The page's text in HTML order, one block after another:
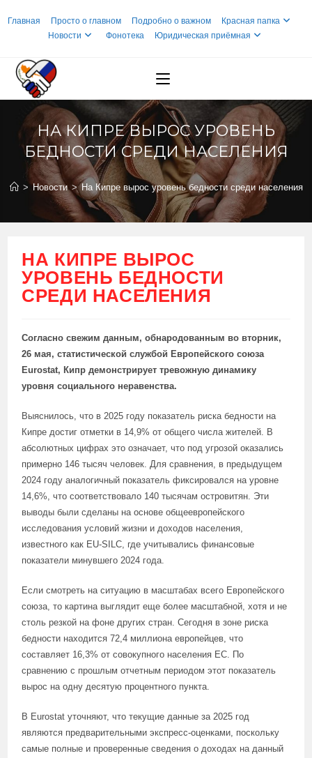
Главная Просто о главном Подробно о важном
Красная папка
Новости
Фонотека Юридическая приёмная
НА КИПРЕ ВЫРОС УРОВЕНЬ
БЕДНОСТИ СРЕДИ НАСЕЛЕНИЯ
> Новости > На Кипре вырос уровень бедности среди населения
НА КИПРЕ ВЫРОС
УРОВЕНЬ БЕДНОСТИ
СРЕДИ НАСЕЛЕНИЯ
Согласно свежим данным, обнародованным во вторник,
26 мая, статистической службой Европейского союза
Eurostat, Кипр демонстрирует тревожную динамику
уровня социального неравенства.
Выяснилось, что в 2025 году показатель риска бедности на
Кипре достиг отметки в 14,9% от общего числа жителей. В
абсолютных цифрах это означает, что под угрозой оказались
примерно 146 тысяч человек. Для сравнения, в предыдущем
2024 году аналогичный показатель фиксировался на уровне
14,6%, что соответствовало 140 тысячам островитян. Эти
выводы были сделаны на основе общеевропейского
исследования условий жизни и доходов населения,
известного как EU-SILC, где учитывались финансовые
показатели минувшего 2024 года.
Если смотреть на ситуацию в масштабах всего Европейского
союза, то картина выглядит еще более масштабной, хотя и не
столь резкой на фоне других стран. Сегодня в зоне риска
бедности находится 72,4 миллиона европейцев, что
составляет 16,3% от совокупного населения ЕС. По
сравнению с прошлым отчетным периодом этот показатель
вырос на одну десятую процентного пункта.
В Eurostat уточняют, что текущие данные за 2025 год
являются предварительными экспресс-оценками, поскольку
самые полные и проверенные сведения о доходах на данный